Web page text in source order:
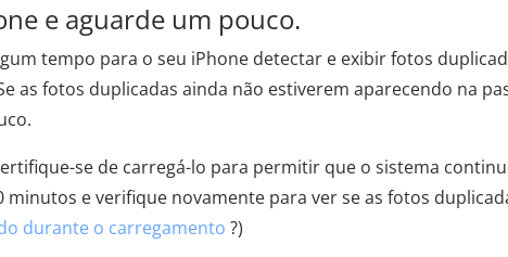
e aguarde um pouco.
tempo para o seu iPhone detectar e exibir fotos
as fotos duplicadas ainda não estiverem aparecendo na
se de carregá-lo para permitir que o sistema
minutos e verifique novamente para ver se as fotos
durante o carregamento ?)